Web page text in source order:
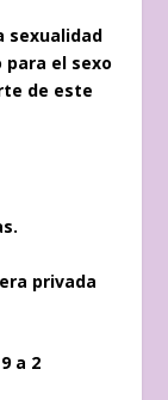
sexualidad
el sexo
de este
privada
a 2